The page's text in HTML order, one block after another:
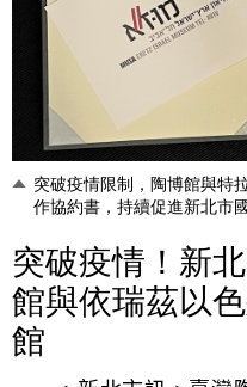
突破疫情限制，陶博館與特
作協約書，持續促進新北市
突破疫情！新
館與依瑞茲以
館